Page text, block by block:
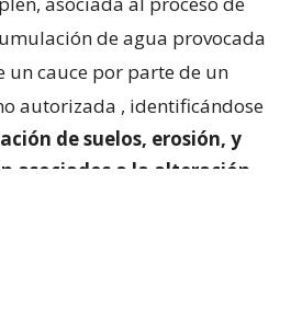
de agua provocada
un cauce por parte de un
autorizada , identificándose
de suelos, erosión, y
asociados a la alteración